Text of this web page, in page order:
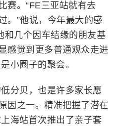
赛。“FE三亚站就有去
。”他说，今年最大的感
和几个因车结缘的朋友基
感觉到更多普通观众走进
小圈子的聚会。
分贝，也是许多家长愿
因之一。精准把握了潜在
海站首次推出了亲子套